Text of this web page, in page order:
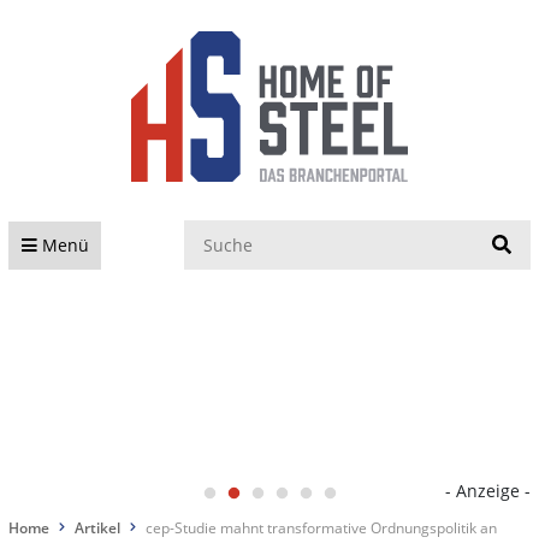
Menü
- Anzeige -
Home Artikel cep-Studie mahnt transformative Ordnungspolitik an